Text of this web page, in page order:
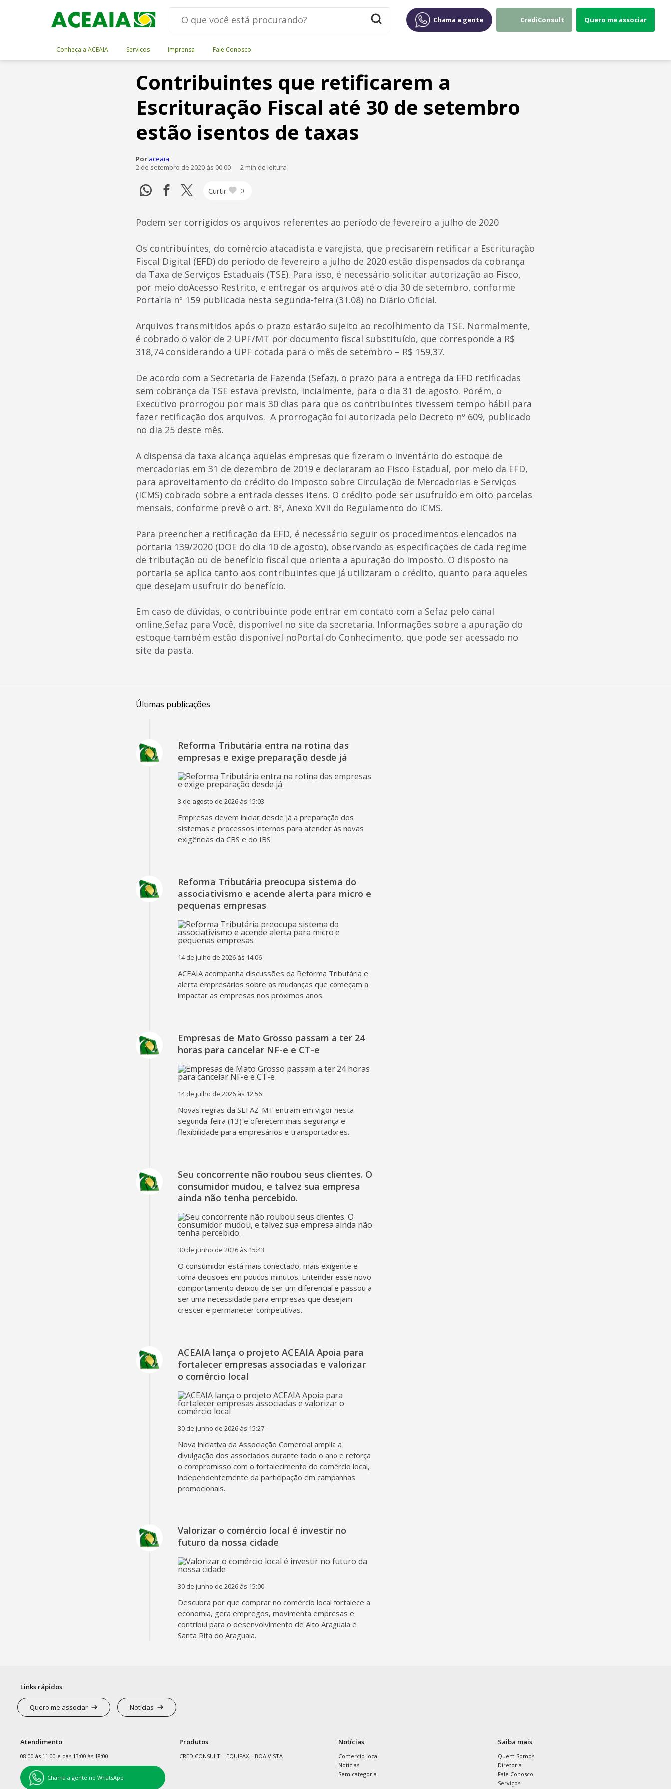
Chama a gente CrediConsult Quero me associar
Conheça a ACEAIA Serviços Imprensa Fale Conosco
Contribuintes que retificarem a
Escrituração Fiscal até 30 de setembro
estão isentos de taxas
Por aceaia
2 de setembro de 2020 às 00:00
2 min de leitura
Curtir 0
Podem ser corrigidos os arquivos referentes ao período de fevereiro a julho de 2020
Os contribuintes, do comércio atacadista e varejista, que precisarem retificar a Escrituração
Fiscal Digital (EFD) do período de fevereiro a julho de 2020 estão dispensados da cobrança
da Taxa de Serviços Estaduais (TSE). Para isso, é necessário solicitar autorização ao Fisco,
por meio doAcesso Restrito, e entregar os arquivos até o dia 30 de setembro, conforme
Portaria nº 159 publicada nesta segunda-feira (31.08) no Diário Oficial.
Arquivos transmitidos após o prazo estarão sujeito ao recolhimento da TSE. Normalmente,
é cobrado o valor de 2 UPF/MT por documento fiscal substituído, que corresponde a R$
318,74 considerando a UPF cotada para o mês de setembro – R$ 159,37.
De acordo com a Secretaria de Fazenda (Sefaz), o prazo para a entrega da EFD retificadas
sem cobrança da TSE estava previsto, incialmente, para o dia 31 de agosto. Porém, o
Executivo prorrogou por mais 30 dias para que os contribuintes tivessem tempo hábil para
fazer retificação dos arquivos. A prorrogação foi autorizada pelo Decreto nº 609, publicado
no dia 25 deste mês.
A dispensa da taxa alcança aquelas empresas que fizeram o inventário do estoque de
mercadorias em 31 de dezembro de 2019 e declararam ao Fisco Estadual, por meio da EFD,
para aproveitamento do crédito do Imposto sobre Circulação de Mercadorias e Serviços
(ICMS) cobrado sobre a entrada desses itens. O crédito pode ser usufruído em oito parcelas
mensais, conforme prevê o art. 8º, Anexo XVII do Regulamento do ICMS.
Para preencher a retificação da EFD, é necessário seguir os procedimentos elencados na
portaria 139/2020 (DOE do dia 10 de agosto), observando as especificações de cada regime
de tributação ou de benefício fiscal que orienta a apuração do imposto. O disposto na
portaria se aplica tanto aos contribuintes que já utilizaram o crédito, quanto para aqueles
que desejam usufruir do benefício.
Em caso de dúvidas, o contribuinte pode entrar em contato com a Sefaz pelo canal
online,Sefaz para Você, disponível no site da secretaria. Informações sobre a apuração do
estoque também estão disponível noPortal do Conhecimento, que pode ser acessado no
site da pasta.
Últimas publicações
Reforma Tributária entra na rotina das
empresas e exige preparação desde já
3 de agosto de 2026 às 15:03
Empresas devem iniciar desde já a preparação dos
sistemas e processos internos para atender às novas
exigências da CBS e do IBS
Reforma Tributária preocupa sistema do
associativismo e acende alerta para micro e
pequenas empresas
14 de julho de 2026 às 14:06
ACEAIA acompanha discussões da Reforma Tributária e
alerta empresários sobre as mudanças que começam a
impactar as empresas nos próximos anos.
Empresas de Mato Grosso passam a ter 24
horas para cancelar NF-e e CT-e
14 de julho de 2026 às 12:56
Novas regras da SEFAZ-MT entram em vigor nesta
segunda-feira (13) e oferecem mais segurança e
flexibilidade para empresários e transportadores.
Seu concorrente não roubou seus clientes. O
consumidor mudou, e talvez sua empresa
ainda não tenha percebido.
30 de junho de 2026 às 15:43
O consumidor está mais conectado, mais exigente e
toma decisões em poucos minutos. Entender esse novo
comportamento deixou de ser um diferencial e passou a
ser uma necessidade para empresas que desejam
crescer e permanecer competitivas.
ACEAIA lança o projeto ACEAIA Apoia para
fortalecer empresas associadas e valorizar
o comércio local
30 de junho de 2026 às 15:27
Nova iniciativa da Associação Comercial amplia a
divulgação dos associados durante todo o ano e reforça
o compromisso com o fortalecimento do comércio local,
independentemente da participação em campanhas
promocionais.
Valorizar o comércio local é investir no
futuro da nossa cidade
30 de junho de 2026 às 15:00
Descubra por que comprar no comércio local fortalece a
economia, gera empregos, movimenta empresas e
contribui para o desenvolvimento de Alto Araguaia e
Santa Rita do Araguaia.
Links rápidos
Quero me associar Notícias
Atendimento
08:00 às 11:00 e das 13:00 às 18:00
Chama a gente no WhatsApp
Produtos
CREDICONSULT – EQUIFAX – BOA VISTA
Notícias
Comercio local
Notícias
Sem categoria
Saiba mais
Quem Somos
Diretoria
Fale Conosco
Serviços